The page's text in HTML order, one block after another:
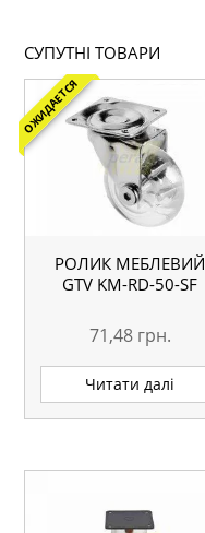
СУПУТНІ ТОВАРИ
ОЖИДАЕТСЯ
РОЛИК МЕБЛЕВИЙ
GTV KM-RD-50-SF
71,48 грн.
Читати далі